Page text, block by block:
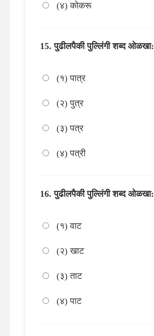
(४) कोकरू
पुढीलपैकी पुल्लिंगी शब्द ओळखा:
(१) पात्र
(२) पुत्र
(३) पत्र
(४) पत्री
पुढीलपैकी पुल्लिंगी शब्द ओळखा:
(१) वाट
(२) खाट
(३) ताट
(४) पाट